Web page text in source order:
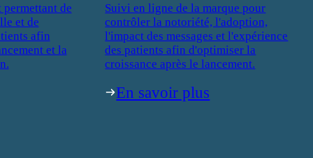
permettant de
et de
afin
et la
Suivi en ligne de la marque pour
contrôler la notoriété, l'adoption,
l'impact des messages et l'expérience
des patients afin d'optimiser la
croissance après le lancement.
En savoir plus